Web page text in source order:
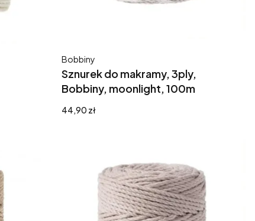
Sznurek do makramy, 3ply,
Bobbiny, moonlight, 100m
Producent
Bobbiny
Cena
44,90 zł